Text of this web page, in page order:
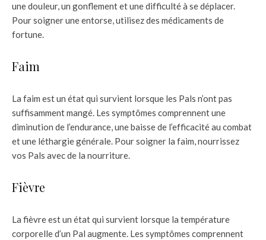
une douleur, un gonflement et une difficulté à se déplacer.
Pour soigner une entorse, utilisez des médicaments de
fortune.
Faim
La faim est un état qui survient lorsque les Pals n’ont pas
suffisamment mangé. Les symptômes comprennent une
diminution de l’endurance, une baisse de l’efficacité au combat
et une léthargie générale. Pour soigner la faim, nourrissez
vos Pals avec de la nourriture.
Fièvre
La fièvre est un état qui survient lorsque la température
corporelle d’un Pal augmente. Les symptômes comprennent